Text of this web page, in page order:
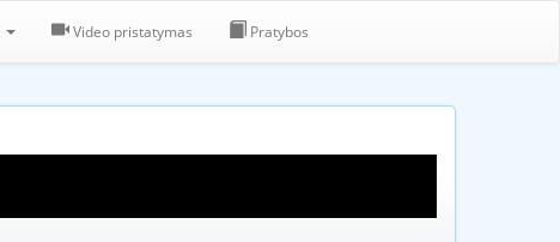
Video pristatymas Pratybos